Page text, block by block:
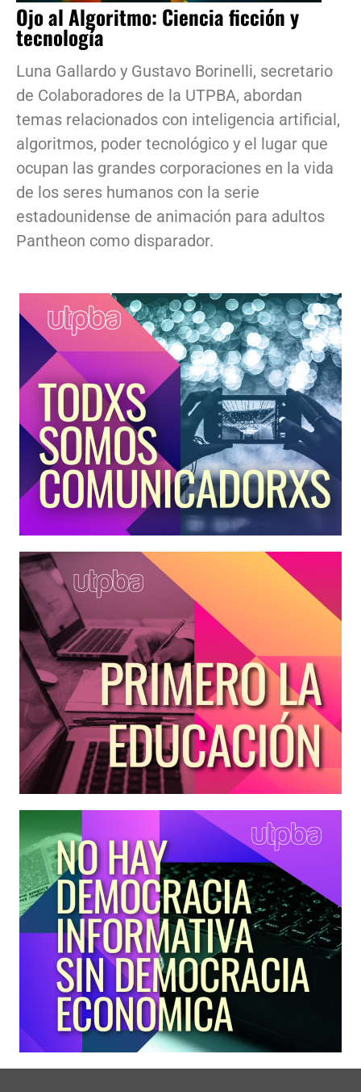
Ojo al Algoritmo: Ciencia ficción y
tecnología
Luna Gallardo y Gustavo Borinelli, secretario
de Colaboradores de la UTPBA, abordan
temas relacionados con inteligencia artificial,
algoritmos, poder tecnológico y el lugar que
ocupan las grandes corporaciones en la vida
de los seres humanos con la serie
estadounidense de animación para adultos
Pantheon como disparador.